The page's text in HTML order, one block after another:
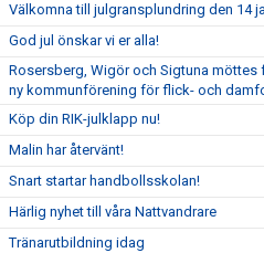
Välkomna till julgransplundring den 14
God jul önskar vi er alla!
Rosersberg, Wigör och Sigtuna möttes
ny kommunförening för flick- och
Köp din RIK-julklapp nu!
Malin har återvänt!
Snart startar handbollsskolan!
Härlig nyhet till våra Nattvandrare
Tränarutbildning idag